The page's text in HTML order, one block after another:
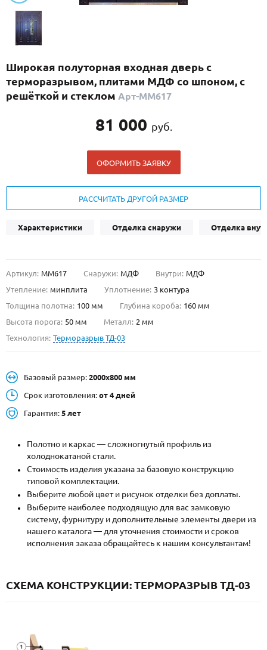
С реечным дизайном(29)
ПО НАЗНАЧЕНИЮ
ПО КОНСТРУКЦИИ
О НАС
Металлические двери от производителя с доставкой и установкой в
НАЙТИ:
INFO@META-M.RU
ЗАПРОСИТЬ РАСЧЕТ
Каталог
Записаться на замер
Широкая полуторная входная дверь с
терморазрывом, плитами МДФ со шпоном, с
решёткой и стеклом Арт-ММ617
81 000 руб.
ОФОРМИТЬ ЗАЯВКУ
РАССЧИТАТЬ ДРУГОЙ РАЗМЕР
Характеристики Отделка снаружи Отделка
Артикул: ММ617 Снаружи: МДФ Внутри: МДФ
Утепление: минплита Уплотнение: 3 контура
Толщина полотна: 100 мм Глубина короба: 160 мм
Высота порога: 50 мм Металл: 2 мм
Технология: Терморазрыв ТД-03
Базовый размер: 2000х800 мм
Срок изготовления: от 4 дней
Гарантия: 5 лет
Полотно и каркас — сложногнутый профиль из
холоднокатаной стали.
Стоимость изделия указана за базовую конструкцию
типовой комплектации.
Выберите любой цвет и рисунок отделки без доплаты.
Выберите наиболее подходящую для вас замковую
систему, фурнитуру и дополнительные элементы двери из
нашего каталога — для уточнения стоимости и сроков
исполнения заказа обращайтесь к нашим консультантам!
СХЕМА КОНСТРУКЦИИ: ТЕРМОРАЗРЫВ ТД-03